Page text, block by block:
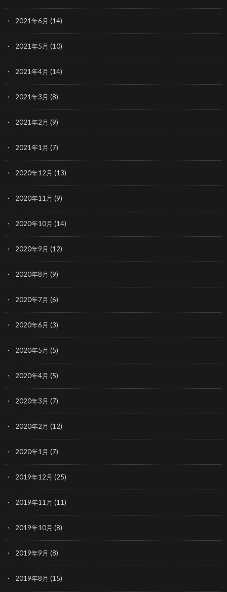
2021年6月 (14)
2021年5月 (10)
2021年4月 (14)
2021年3月 (8)
2021年2月 (9)
2021年1月 (7)
2020年12月 (13)
2020年11月 (9)
2020年10月 (14)
2020年9月 (12)
2020年8月 (9)
2020年7月 (6)
2020年6月 (3)
2020年5月 (5)
2020年4月 (5)
2020年3月 (7)
2020年2月 (12)
2020年1月 (7)
2019年12月 (25)
2019年11月 (11)
2019年10月 (8)
2019年9月 (8)
2019年8月 (15)